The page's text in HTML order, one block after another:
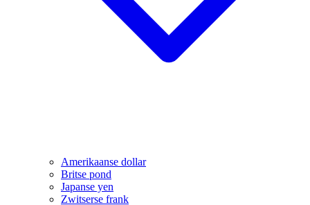
Amerikaanse dollar
Britse pond
Japanse yen
Zwitserse frank